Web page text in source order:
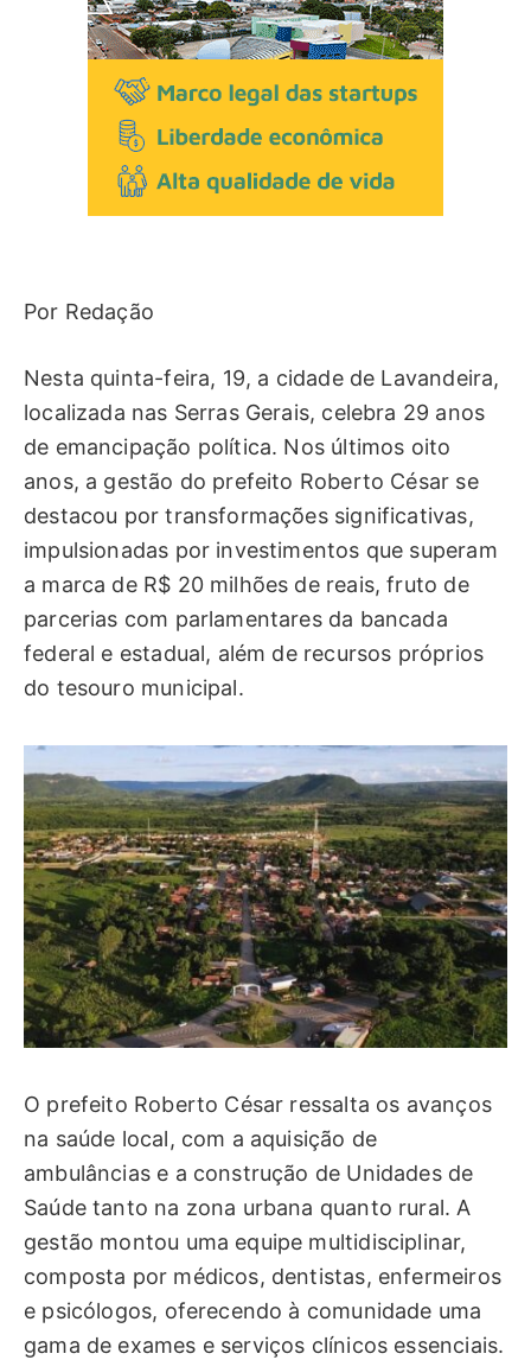
Por Redação
Nesta quinta-feira, 19, a cidade de Lavandeira,
localizada nas Serras Gerais, celebra 29 anos
de emancipação política. Nos últimos oito
anos, a gestão do prefeito Roberto César se
destacou por transformações significativas,
impulsionadas por investimentos que superam
a marca de R$ 20 milhões de reais, fruto de
parcerias com parlamentares da bancada
federal e estadual, além de recursos próprios
do tesouro municipal.
O prefeito Roberto César ressalta os avanços
na saúde local, com a aquisição de
ambulâncias e a construção de Unidades de
Saúde tanto na zona urbana quanto rural. A
gestão montou uma equipe multidisciplinar,
composta por médicos, dentistas, enfermeiros
e psicólogos, oferecendo à comunidade uma
gama de exames e serviços clínicos essenciais.